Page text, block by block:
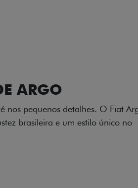
DESIGN INTERNO
também aparecem no interior do
e detalhes escurecidos.